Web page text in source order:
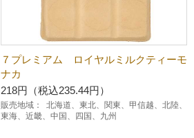
７プレミアム ロイヤルミルクティーモ
ナカ
218円（税込235.44円）
販売地域：
北海道、東北、関東、甲信越、北陸、
東海、近畿、中国、四国、九州